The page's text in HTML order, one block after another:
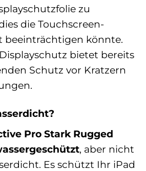
zu
die Touchscreen-
beeinträchtigen könnte.
bietet bereits
Schutz vor Kratzern
Pro Stark Rugged
, aber nicht
Es schützt Ihr iPad